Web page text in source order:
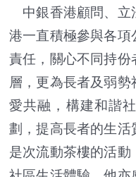
中銀香港顧問、立
港一直積極參與各項
責任，關心不同持份
層，更為長者及弱
愛共融，構建和諧
劃，提高長者的生活
是次流動茶樓的活動